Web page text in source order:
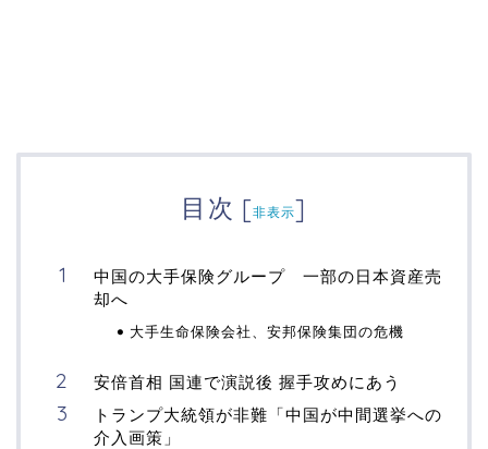
目次 [非表示]
中国の大手保険グループ 一部の日本資産売
却へ
大手生命保険会社、安邦保険集団の危機
安倍首相 国連で演説後 握手攻めにあう
トランプ大統領が非難「中国が中間選挙への
介入画策」